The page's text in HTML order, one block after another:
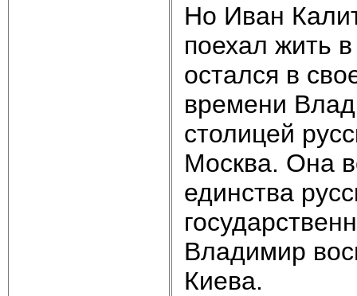
Но Иван
поехал жить
остался в
времени
столицей
Москва. Она
единства
Владимир
Киева.